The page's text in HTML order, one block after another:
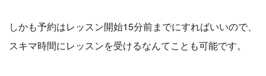
しかも予約はレッスン開始15分前までにすればいいので、
スキマ時間にレッスンを受けるなんてことも可能です。